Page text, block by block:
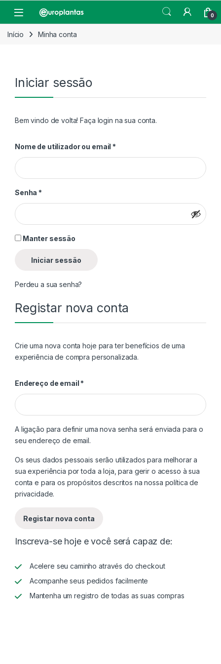
Open 0
Início Minha conta
Iniciar sessão
Bem vindo de volta! Faça login na sua conta.
Nome de utilizador ou email *Obrigatório
Senha *
Alternative:
Manter sessão
Iniciar sessão
Perdeu a sua senha?
Registar nova conta
Crie uma nova conta hoje para ter benefícios de uma
experiência de compra personalizada.
Endereço de email *
A ligação para definir uma nova senha será enviada para o
seu endereço de email.
Os seus dados pessoais serão utilizados para melhorar a
sua experiência por toda a loja, para gerir o acesso à sua
conta e para os propósitos descritos na nossa política de
privacidade.
Registar nova conta
Inscreva-se hoje e você será capaz de:
Acelere seu caminho através do checkout
Acompanhe seus pedidos facilmente
Mantenha um registro de todas as suas compras